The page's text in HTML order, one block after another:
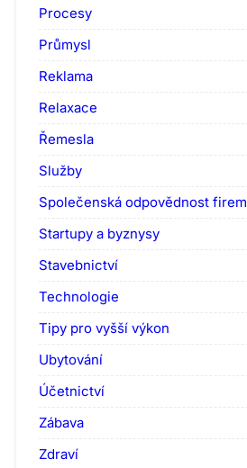
Procesy
Průmysl
Reklama
Relaxace
Řemesla
Služby
Společenská odpovědnost firem
Startupy a byznysy
Stavebnictví
Technologie
Tipy pro vyšší výkon
Ubytování
Účetnictví
Zábava
Zdraví